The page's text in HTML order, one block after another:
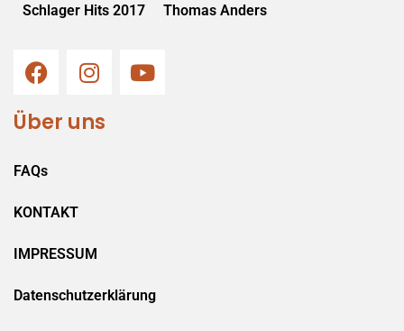
Schlager Hits 2017 Thomas Anders
Über uns
FAQs
KONTAKT
IMPRESSUM
Datenschutzerklärung